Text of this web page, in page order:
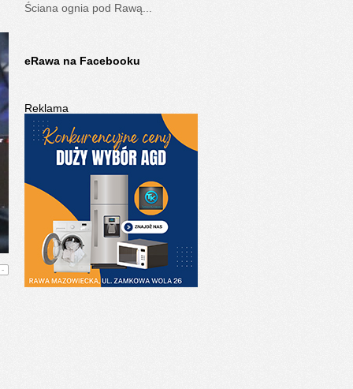
-
Ściana ognia pod Rawą...
eRawa na Facebooku
Reklama